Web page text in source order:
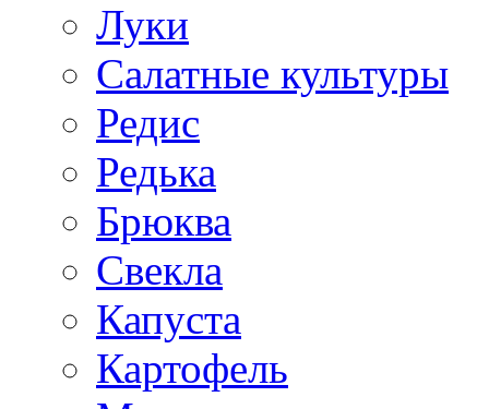
Луки
Салатные культуры
Редис
Редька
Брюква
Свекла
Капуста
Картофель